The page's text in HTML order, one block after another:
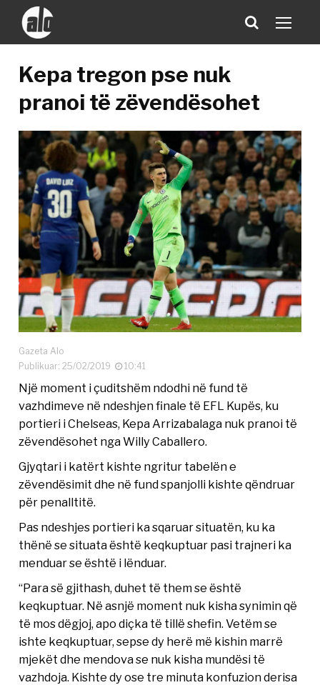
Kepa tregon pse nuk
pranoi të zëvendësohet
Gazeta Alo
Publikuar: 25/02/2019
10:41
Një moment i çuditshëm ndodhi në fund të
vazhdimeve në ndeshjen finale të EFL Kupës, ku
portieri i Chelseas, Kepa Arrizabalaga nuk pranoi të
zëvendësohet nga Willy Caballero.
Gjyqtari i katërt kishte ngritur tabelën e
zëvendësimit dhe në fund spanjolli kishte qëndruar
për penalltitë.
Pas ndeshjes portieri ka sqaruar situatën, ku ka
thënë se situata është keqkuptuar pasi trajneri ka
menduar se është i lënduar.
“Para së gjithash, duhet të them se është
keqkuptuar. Në asnjë moment nuk kisha synimin që
të mos dëgjoj, apo diçka të tillë shefin. Vetëm se
ishte keqkuptuar, sepse dy herë më kishin marrë
mjekët dhe mendova se nuk kisha mundësi të
vazhdoja. Kishte dy ose tre minuta konfuzion derisa